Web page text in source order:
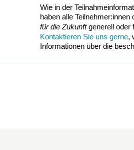
Wie in der
haben alle
für die Zukunftgenerell oder
Kontaktieren Sie uns gerne,
Informationen über die